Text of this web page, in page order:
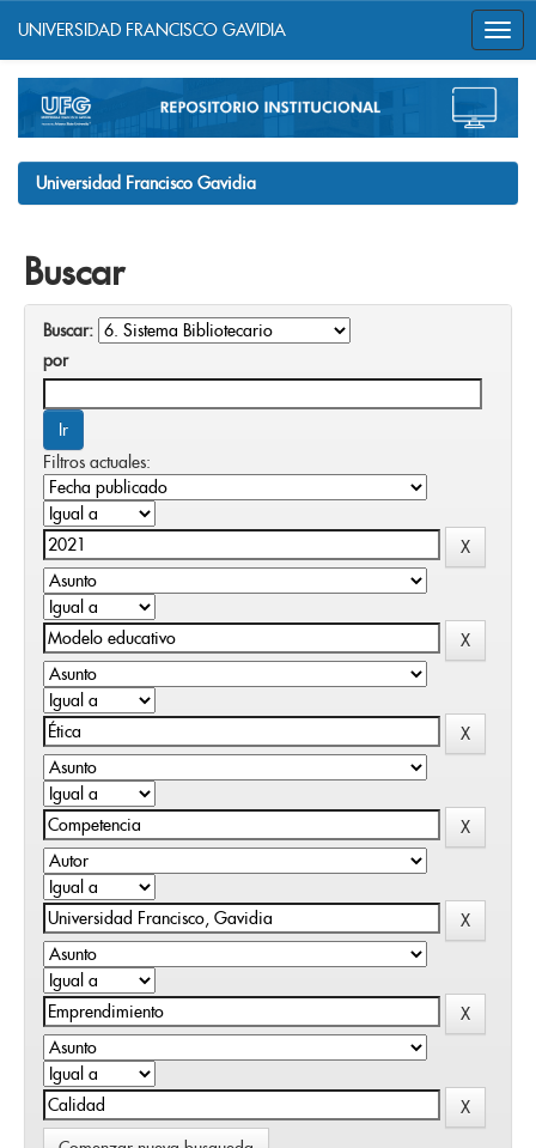
navigation
UNIVERSIDAD FRANCISCO GAVIDIA
Universidad Francisco Gavidia
Buscar
Buscar:
por
Filtros actuales: